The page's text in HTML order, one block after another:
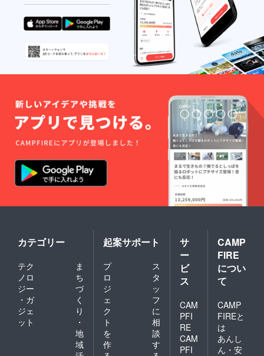
カテゴリー
テク
ノロ
ジー
・ガ
ジェ
ット
ま
ち
づ
く
り
・
地
域
起案サポート
プ
ロ
ジ
ェ
ク
ト
を
作
ス
タ
ッ
フ
に
相
談
す
サ
ー
ビ
ス
CAM
PFI
RE
CAM
PFI
CAMP
FIRE
につい
て
CAMP
FIREと
は
あんし
ん・安